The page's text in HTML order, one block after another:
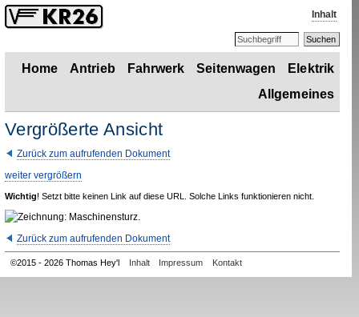
Inhalt
Home Antrieb Fahrwerk Seitenwagen
Elektrik
Allgemeines
Vergrößerte Ansicht
Zurück zum aufrufenden Dokument
weiter vergrößern
Wichtig! Setzt bitte keinen Link auf diese URL . Solche Links funktionieren nicht.
Zurück zum aufrufenden Dokument
©2015 - 2026 Thomas Hey'l Inhalt Impressum Kontakt